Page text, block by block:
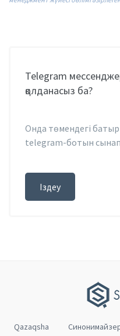
Telegram
қолданасыз ба?
Онда төмендегі
telegram-ботын
Іздеу
Qazaqsha